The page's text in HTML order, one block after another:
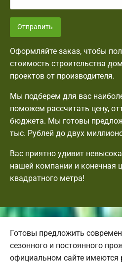
Отправить
Оформляйте заказ, чтобы
стоимость строительства
проектов от производителя.
Мы подберем для вас
поможем рассчитать цену,
бюджета. Мы готовы
тыс. Рублей до двух
Вас приятно удивит
нашей компании и конечная
квадратного метра!
Готовы предложить
сезонного и постоянного
официальном сайте имеются